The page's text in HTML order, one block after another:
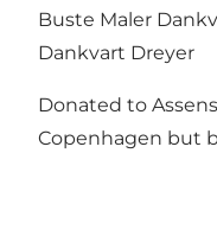
Buste Maler
Dankvart Dreyer
Donated to
Copenhagen but